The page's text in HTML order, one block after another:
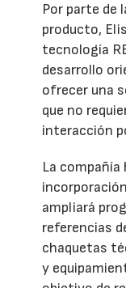
Por parte de
producto,
tecnología
desarrollo
ofrecer una
que no
interacción
La compañía
ampliará
referencias
chaquetas
y